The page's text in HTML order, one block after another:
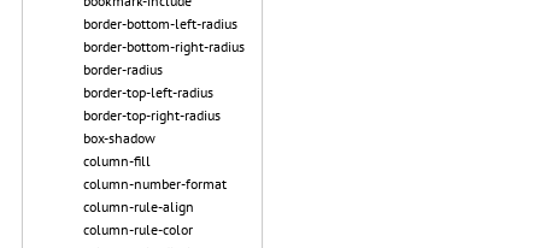
border-bottom-left-radius
border-bottom-right-radius
border-radius
border-top-left-radius
border-top-right-radius
box-shadow
column-fill
column-number-format
column-rule-align
column-rule-color